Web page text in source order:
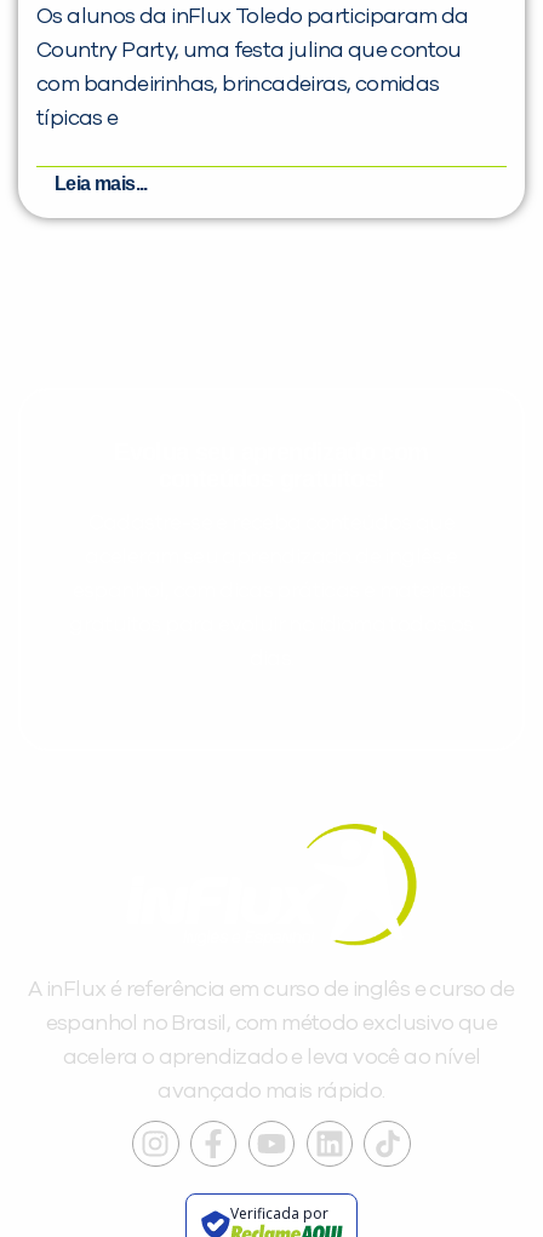
Os alunos da inFlux Toledo participaram da
Country Party, uma festa julina que contou
com bandeirinhas, brincadeiras, comidas
típicas e
Leia mais...
A inFlux é referência em curso de inglês e curso de
espanhol no Brasil, com método exclusivo que
acelera o aprendizado e leva você ao nível
avançado mais rápido.
Verificada por